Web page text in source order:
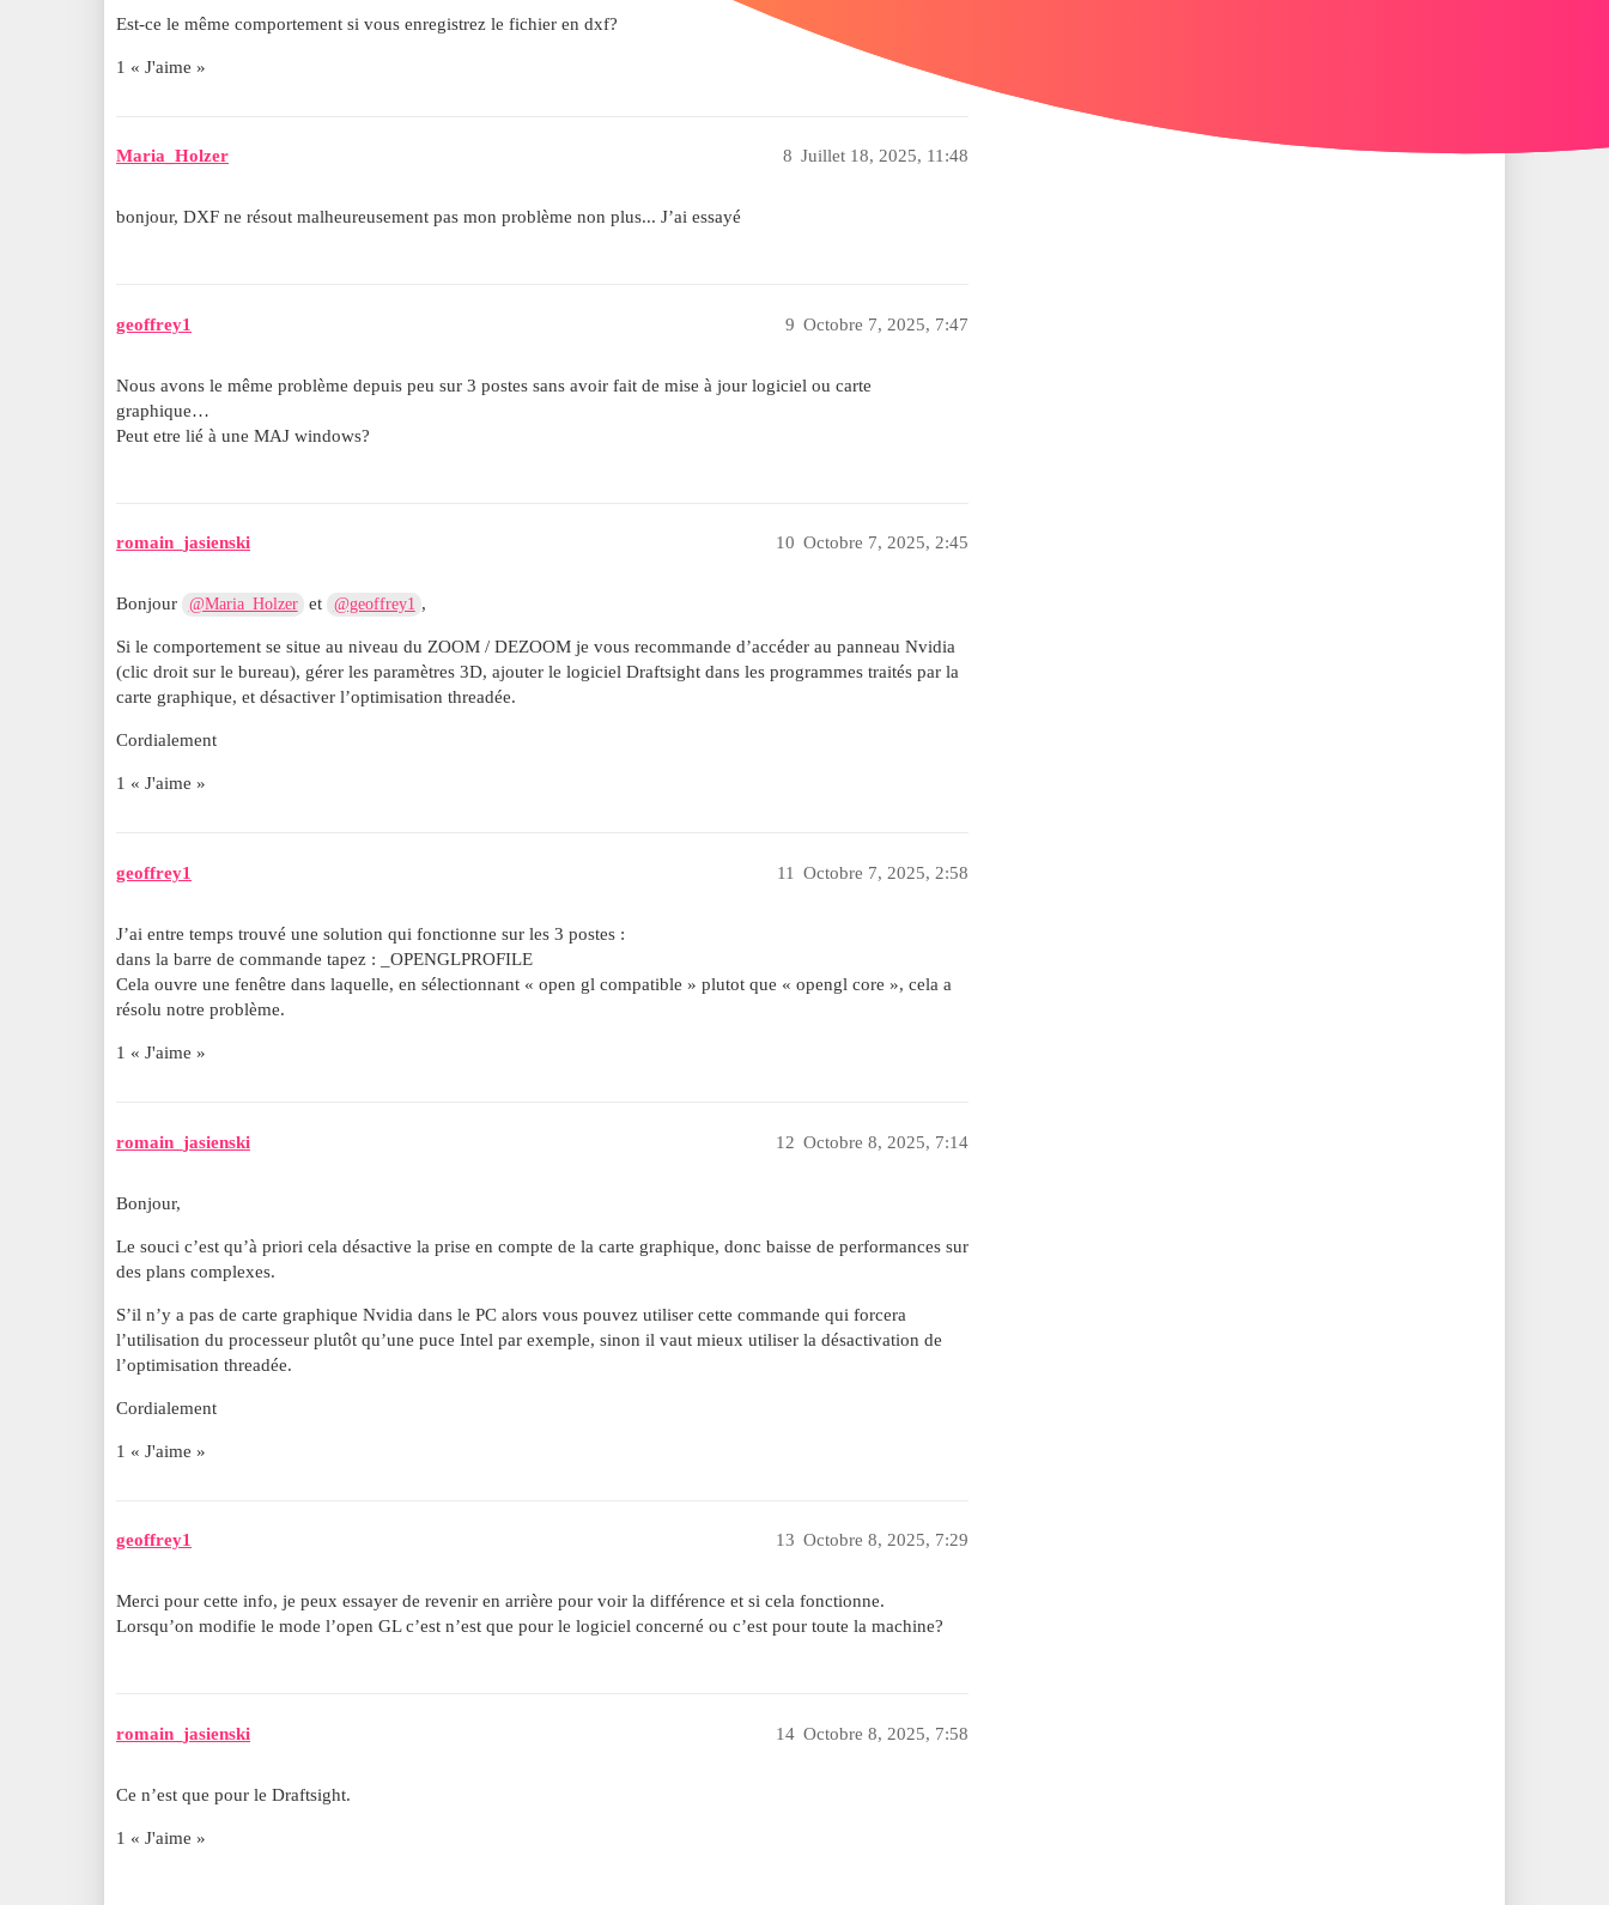
Est-ce le même comportement si vous enregistrez le fichier en dxf?
1 « J'aime »
Maria_Holzer Juillet 18, 2025, 11:48
8
bonjour, DXF ne résout malheureusement pas mon problème non plus... J’ai essayé
geoffrey1 Octobre 7, 2025, 7:47
9
Nous avons le même problème depuis peu sur 3 postes sans avoir fait de mise à jour logiciel ou carte
graphique…
Peut etre lié à une MAJ windows?
romain_jasienski Octobre 7, 2025, 2:45
10
Bonjour @Maria_Holzer et @geoffrey1 ,
Si le comportement se situe au niveau du ZOOM / DEZOOM je vous recommande d’accéder au panneau Nvidia
(clic droit sur le bureau), gérer les paramètres 3D, ajouter le logiciel Draftsight dans les programmes traités par la
carte graphique, et désactiver l’optimisation threadée.
Cordialement
1 « J'aime »
geoffrey1 Octobre 7, 2025, 2:58
11
J’ai entre temps trouvé une solution qui fonctionne sur les 3 postes :
dans la barre de commande tapez : _OPENGLPROFILE
Cela ouvre une fenêtre dans laquelle, en sélectionnant « open gl compatible » plutot que « opengl core », cela a
résolu notre problème.
1 « J'aime »
romain_jasienski Octobre 8, 2025, 7:14
12
Bonjour,
Le souci c’est qu’à priori cela désactive la prise en compte de la carte graphique, donc baisse de performances sur
des plans complexes.
S’il n’y a pas de carte graphique Nvidia dans le PC alors vous pouvez utiliser cette commande qui forcera
l’utilisation du processeur plutôt qu’une puce Intel par exemple, sinon il vaut mieux utiliser la désactivation de
l’optimisation threadée.
Cordialement
1 « J'aime »
geoffrey1 Octobre 8, 2025, 7:29
13
Merci pour cette info, je peux essayer de revenir en arrière pour voir la différence et si cela fonctionne.
Lorsqu’on modifie le mode l’open GL c’est n’est que pour le logiciel concerné ou c’est pour toute la machine?
romain_jasienski Octobre 8, 2025, 7:58
14
Ce n’est que pour le Draftsight.
1 « J'aime »